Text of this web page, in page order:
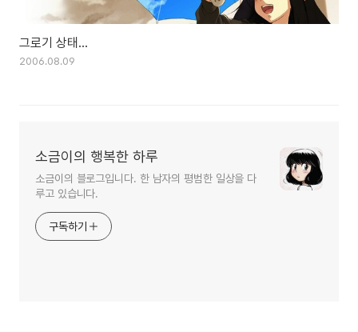
그로기 상태...
2006.08.09
소금이의 행복한 하루
소금이의 블로그입니다. 한 남자의 평범한 일상을 다
루고 있습니다.
구독하기